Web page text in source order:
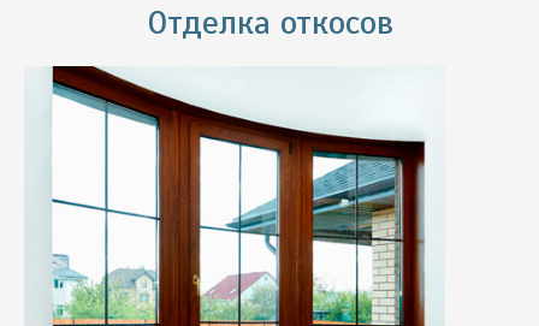
Отделка откосов